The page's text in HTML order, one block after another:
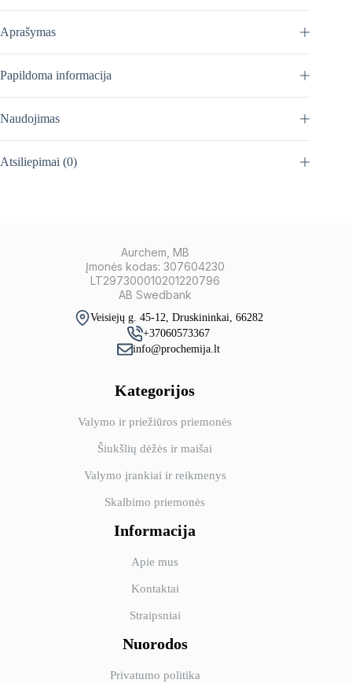
Aprašymas
Papildoma informacija
Naudojimas
Atsiliepimai (0)
Aurchem, MB
Įmonės kodas: 307604230
LT297300010201220796
AB Swedbank
Veisiejų g. 45-12, Druskininkai, 66282
+37060573367
info@prochemija.lt
Kategorijos
Valymo ir priežiūros priemonės
Šiukšlių dėžės ir maišai
Valymo įrankiai ir reikmenys
Skalbimo priemonės
Informacija
Apie mus
Kontaktai
Straipsniai
Nuorodos
Privatumo politika